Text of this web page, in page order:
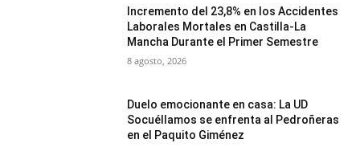
Incremento del 23,8% en los Accidentes
Laborales Mortales en Castilla-La
Mancha Durante el Primer Semestre
8 agosto, 2026
Duelo emocionante en casa: La UD
Socuéllamos se enfrenta al Pedroñeras
en el Paquito Giménez